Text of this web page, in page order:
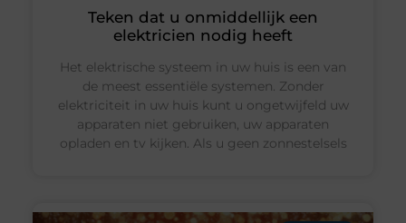
Teken dat u onmiddellijk een
elektricien nodig heeft
Het elektrische systeem in uw huis is een van
de meest essentiële systemen. Zonder
elektriciteit in uw huis kunt u ongetwijfeld uw
apparaten niet gebruiken, uw apparaten
opladen en tv kijken. Als u geen zonnestelsels